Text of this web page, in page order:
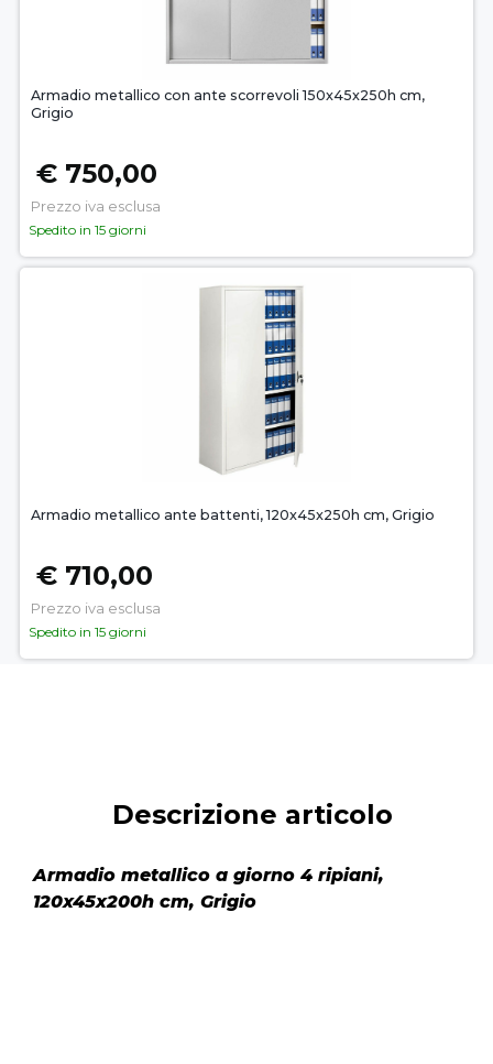
Armadio metallico con ante scorrevoli 150x45x250h cm,
Grigio
€ 750,00
Prezzo iva esclusa
Spedito in 15 giorni
Armadio metallico ante battenti, 120x45x250h cm, Grigio
€ 710,00
Prezzo iva esclusa
Spedito in 15 giorni
Descrizione articolo
Armadio metallico a giorno 4 ripiani,
120x45x200h cm, Grigio